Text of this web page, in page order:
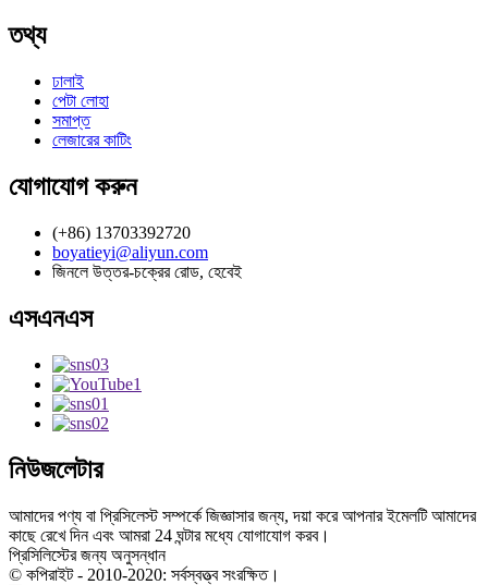
তথ্য
ঢালাই
পেটা লোহা
সমাপ্ত
লেজারের কাটিং
যোগাযোগ করুন
(+86) 13703392720
boyatieyi@aliyun.com
জিনলে উত্তর-চক্রের রোড, হেবেই
এসএনএস
নিউজলেটার
আমাদের পণ্য বা প্রিসিলেস্ট সম্পর্কে জিজ্ঞাসার জন্য, দয়া করে আপনার ইমেলটি আমাদের
কাছে রেখে দিন এবং আমরা 24 ঘন্টার মধ্যে যোগাযোগ করব।
প্রিসিলিস্টের জন্য অনুসন্ধান
© কপিরাইট - 2010-2020: সর্বস্বত্ত্ব সংরক্ষিত।